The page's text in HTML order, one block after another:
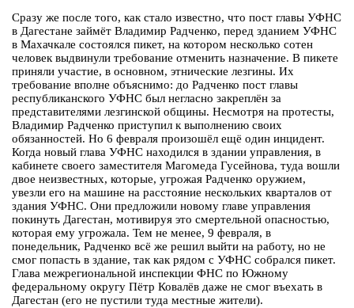
Сразу же после того, как стало известно, что пост главы УФНС
в Дагестане займёт Владимир Радченко, перед зданием УФНС
в Махачкале состоялся пикет, на котором несколько сотен
человек выдвинули требование отменить назначение. В пикете
приняли участие, в основном, этнические лезгины. Их
требование вполне объяснимо: до Радченко пост главы
республиканского УФНС был негласно закреплён за
представителями лезгинской общины. Несмотря на протесты,
Владимир Радченко приступил к выполнению своих
обязанностей. Но 6 февраля произошёл ещё один инцидент.
Когда новый глава УФНС находился в здании управления, в
кабинете своего заместителя Магомеда Гусейнова, туда вошли
двое неизвестных, которые, угрожая Радченко оружием,
увезли его на машине на расстояние нескольких кварталов от
здания УФНС. Они предложили новому главе управления
покинуть Дагестан, мотивируя это смертельной опасностью,
которая ему угрожала. Тем не менее, 9 февраля, в
понедельник, Радченко всё же решил выйти на работу, но не
смог попасть в здание, так как рядом с УФНС собрался пикет.
Глава межрегиональной инспекции ФНС по Южному
федеральному округу Пётр Ковалёв даже не смог въехать в
Дагестан (его не пустили туда местные жители).